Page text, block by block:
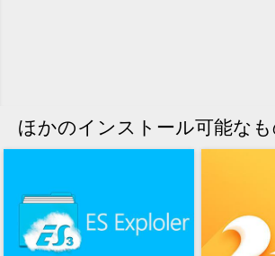
ほかのインストール可能なも